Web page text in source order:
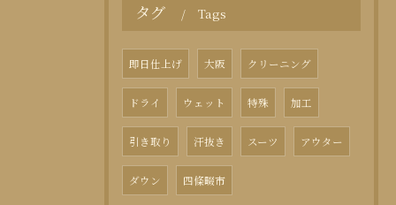
タグ Tags
即日仕上げ 大阪 クリーニング
ドライ ウェット 特殊 加工
引き取り 汗抜き スーツ アウター
ダウン 四條畷市